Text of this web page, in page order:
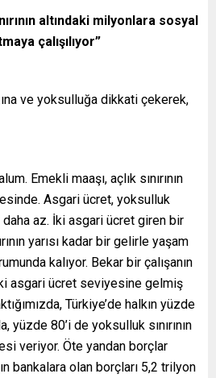
altındaki milyonlara sosyal
çalışılıyor”
ve yoksulluğa dikkati çekerek,
Emekli maaşı, açlık sınırının
Asgari ücret, yoksulluk
daha az. İki asgari ücret giren bir
yarısı kadar bir gelirle yaşam
kalıyor. Bekar bir çalışanın
asgari ücret seviyesine gelmiş
Türkiye’de halkın yüzde
yüzde 80’i de yoksulluk sınırının
veriyor. Öte yandan borçlar
bankalara olan borçları 5,2 trilyon